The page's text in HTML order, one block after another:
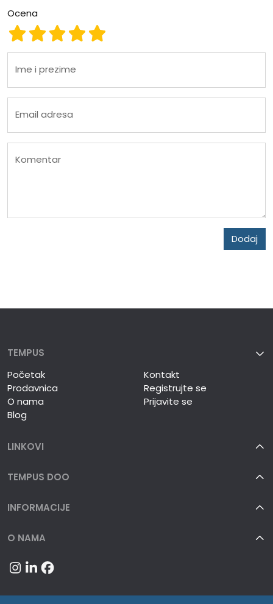
Ocena
Ocena 5
Ocena 4
Ocena 3
Ocena 2
Ocena 1
Ime i prezime
Email adresa
Komentar
Dodaj
TEMPUS
Početak
Prodavnica
O nama
Blog
Kontakt
Registrujte se
Prijavite se
LINKOVI
TEMPUS DOO
INFORMACIJE
O NAMA